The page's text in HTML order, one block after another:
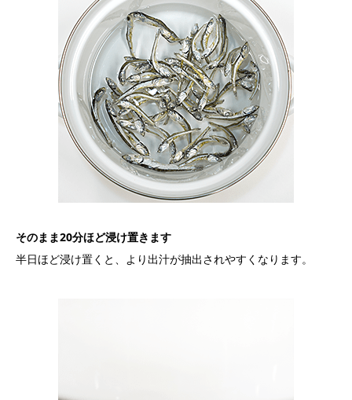
そのまま20分ほど浸け置きます
半日ほど浸け置くと、より出汁が抽出されやすくなります。